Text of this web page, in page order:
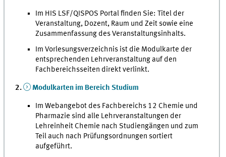
Im HIS LSF/QISPOS Portal finden Sie: Titel der
Veranstaltung, Dozent, Raum und Zeit sowie eine
Zusammenfassung des Veranstaltungsinhalts.
Im Vorlesungsverzeichnis ist die Modulkarte der
entsprechenden Lehrveranstaltung auf den
Fachbereichsseiten direkt verlinkt.
2. Modulkarten im Bereich Studium
Im Webangebot des Fachbereichs 12 Chemie und
Pharmazie sind alle Lehrveranstaltungen der
Lehreinheit Chemie nach Studiengängen und zum
Teil auch nach Prüfungsordnungen sortiert
aufgeführt.